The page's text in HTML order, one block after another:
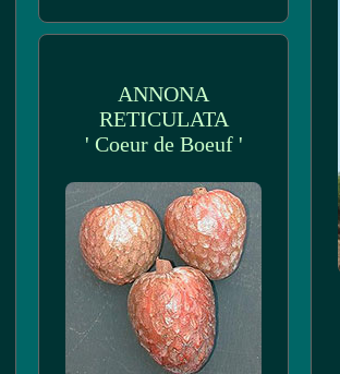
ANNONA
RETICULATA
' Coeur de Boeuf '